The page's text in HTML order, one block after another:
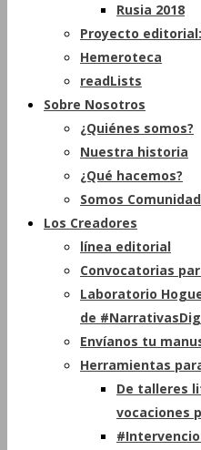
Rusia 2018
Proyecto
Hemeroteca
readLists
Sobre Nosotros
¿Quiénes somos?
Nuestra historia
¿Qué hacemos?
Somos Comunidad
Los Creadores
línea editorial
Convocatorias
Laboratorio
de
Envíanos tu
Herramientas
De talleres
vocaciones